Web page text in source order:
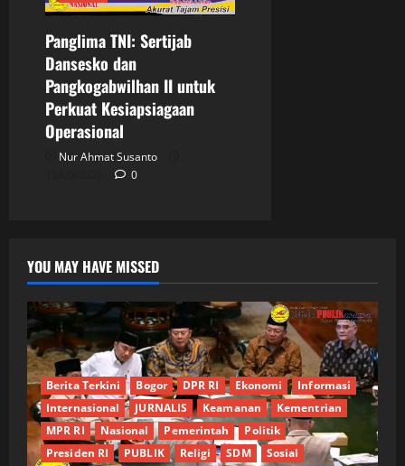
Panglima TNI: Sertijab
Dansesko dan
Pangkogabwilhan II untuk
Perkuat Kesiapsiagaan
Operasional
Nur Ahmat Susanto
0
YOU MAY HAVE MISSED
Berita Terkini Bogor DPR RI Ekonomi
Informasi
Internasional
JURNALIS Keamanan
Kementrian
MPR RI
Nasional Pemerintah
Politik
Presiden RI
PUBLIK Religi SDM
Sosial